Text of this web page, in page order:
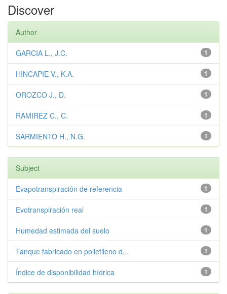
Discover
Author
1
GARCIA L., J.C.
1
HINCAPIE V., K.A.
1
OROZCO J., D.
1
RAMIREZ C., C.
1
SARMIENTO H., N.G.
Subject
1
Evapotranspiración de referencia
1
Evotranspiración real
1
Humedad estimada del suelo
1
Tanque fabricado en polietileno d...
1
Índice de disponibilidad hídrica